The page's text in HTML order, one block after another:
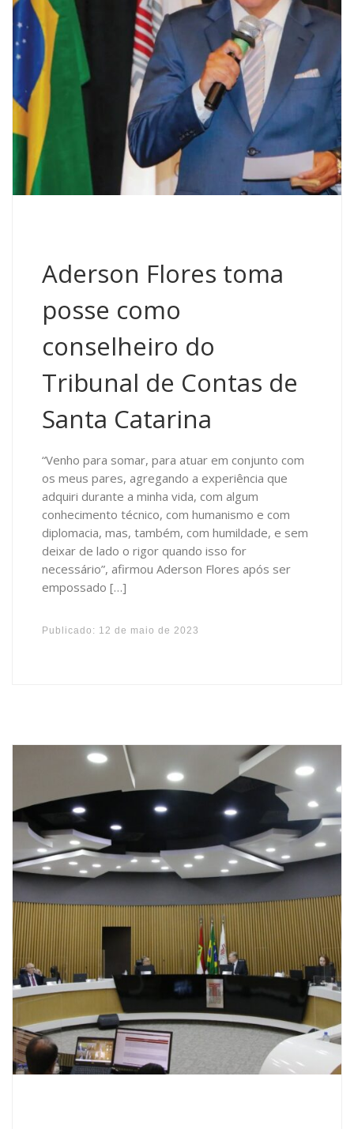
Aderson Flores toma
posse como
conselheiro do
Tribunal de Contas de
Santa Catarina
“Venho para somar, para atuar em conjunto com
os meus pares, agregando a experiência que
adquiri durante a minha vida, com algum
conhecimento técnico, com humanismo e com
diplomacia, mas, também, com humildade, e sem
deixar de lado o rigor quando isso for
necessário”, afirmou Aderson Flores após ser
empossado […]
Publicado: 12 de maio de 2023